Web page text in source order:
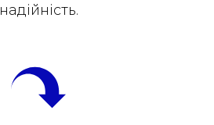
надійність.